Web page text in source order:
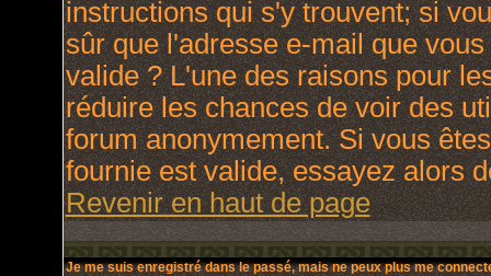
instructions qui s'y trouvent; si
sûr que l'adresse e-mail que
valide ? L'une des raisons pour
réduire les chances de voir des
forum anonymement. Si vous
fournie est valide, essayez alors
Revenir en haut de page
Je me suis enregistré dans le passé, mais ne peux plus me